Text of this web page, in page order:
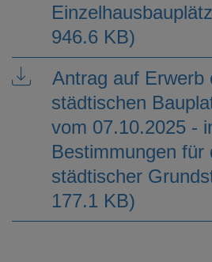
946.6 KB)
Antrag auf Erwerb
städtischen
vom 07.10.2025 -
Bestimmungen für
städtischer
177.1 KB)